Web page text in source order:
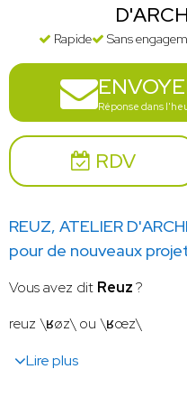
Rapide Sans
Réponse dans
RDV
REUZ, ATELIER
pour de nouveaux
Vous avez dit Reuz?
reuz \ʁøz\ ou \ʁœz\
Lire plus